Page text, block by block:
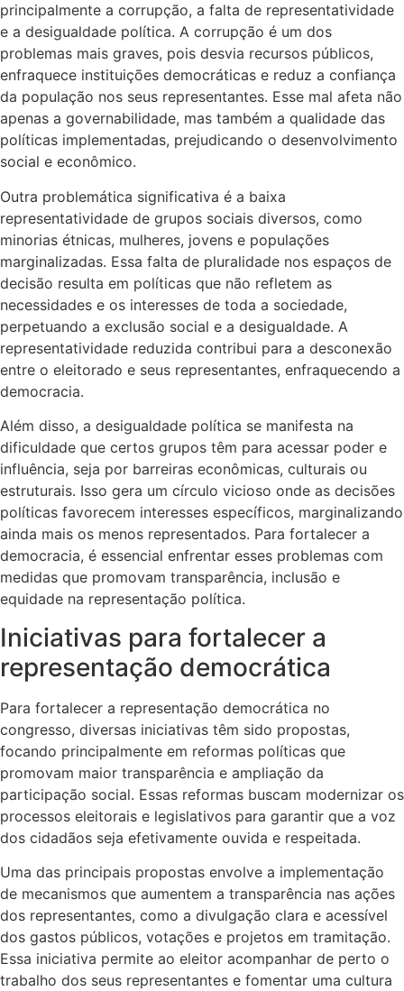
principalmente a corrupção, a falta de representatividade
e a desigualdade política. A corrupção é um dos
problemas mais graves, pois desvia recursos públicos,
enfraquece instituições democráticas e reduz a confiança
da população nos seus representantes. Esse mal afeta não
apenas a governabilidade, mas também a qualidade das
políticas implementadas, prejudicando o desenvolvimento
social e econômico.
Outra problemática significativa é a baixa
representatividade de grupos sociais diversos, como
minorias étnicas, mulheres, jovens e populações
marginalizadas. Essa falta de pluralidade nos espaços de
decisão resulta em políticas que não refletem as
necessidades e os interesses de toda a sociedade,
perpetuando a exclusão social e a desigualdade. A
representatividade reduzida contribui para a desconexão
entre o eleitorado e seus representantes, enfraquecendo a
democracia.
Além disso, a desigualdade política se manifesta na
dificuldade que certos grupos têm para acessar poder e
influência, seja por barreiras econômicas, culturais ou
estruturais. Isso gera um círculo vicioso onde as decisões
políticas favorecem interesses específicos, marginalizando
ainda mais os menos representados. Para fortalecer a
democracia, é essencial enfrentar esses problemas com
medidas que promovam transparência, inclusão e
equidade na representação política.
Iniciativas para fortalecer a
representação democrática
Para fortalecer a representação democrática no
congresso, diversas iniciativas têm sido propostas,
focando principalmente em reformas políticas que
promovam maior transparência e ampliação da
participação social. Essas reformas buscam modernizar os
processos eleitorais e legislativos para garantir que a voz
dos cidadãos seja efetivamente ouvida e respeitada.
Uma das principais propostas envolve a implementação
de mecanismos que aumentem a transparência nas ações
dos representantes, como a divulgação clara e acessível
dos gastos públicos, votações e projetos em tramitação.
Essa iniciativa permite ao eleitor acompanhar de perto o
trabalho dos seus representantes e fomentar uma cultura